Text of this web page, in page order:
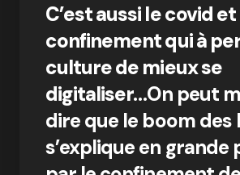
C’est aussi le covid
confinement qui à
culture de mieux se
digitaliser…On peut
dire que le boom des
s’explique en grande